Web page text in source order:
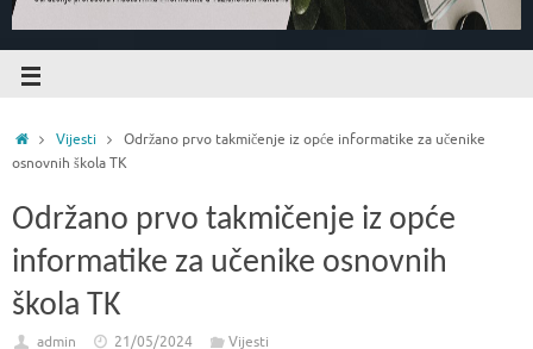
Vijesti
Održano prvo takmičenje iz opće informatike za učenike
osnovnih škola TK
Održano prvo takmičenje iz opće
informatike za učenike osnovnih
škola TK
admin 21/05/2024 Vijesti